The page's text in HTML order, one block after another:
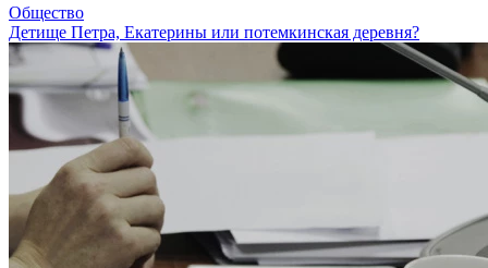
Общество
Детище Петра, Екатерины или потемкинская деревня?